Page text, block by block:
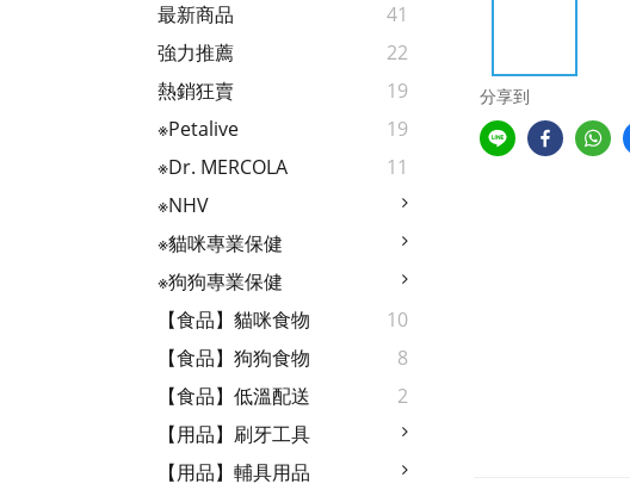
最新商品
41
強力推薦
22
熱銷狂賣
19
※Petalive
19
※Dr. MERCOLA
11
※NHV
※貓咪專業保健
※狗狗專業保健
【食品】貓咪食物
10
【食品】狗狗食物
8
【食品】低溫配送
2
【用品】刷牙工具
【用品】輔具用品
分享到